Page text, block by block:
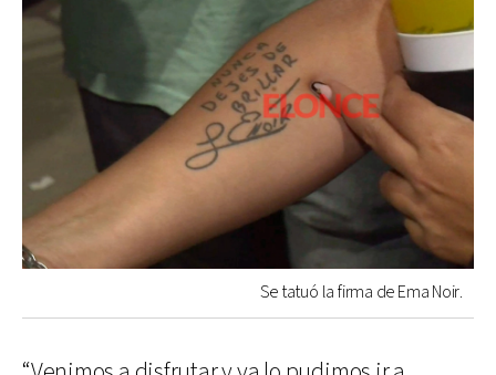
Se tatuó la firma de Ema Noir.